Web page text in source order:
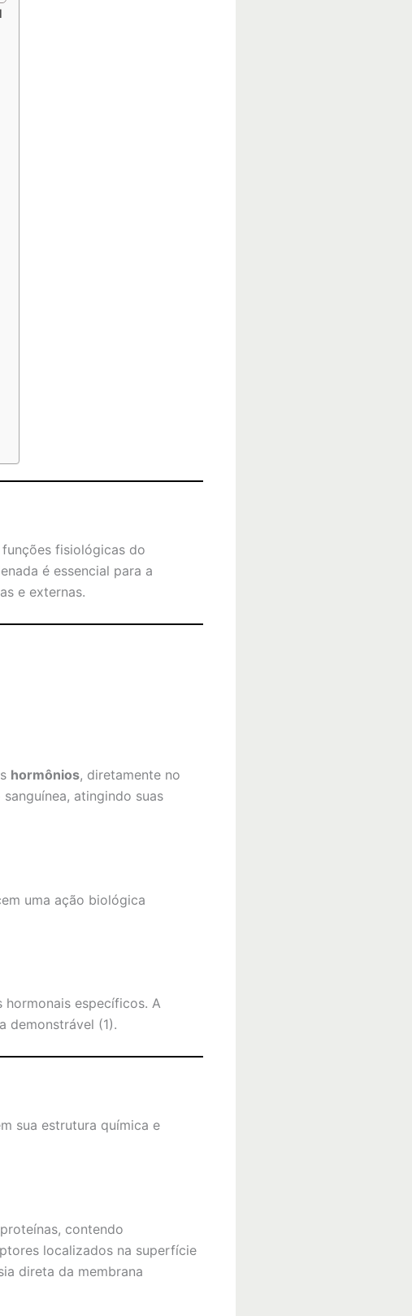
fisiológicas do
é essencial para a
e externas.
hormônios, diretamente no
atingindo suas
uma ação biológica
específicos. A
demonstrável (1).
sua estrutura química e
contendo
localizados na superfície
direta da membrana